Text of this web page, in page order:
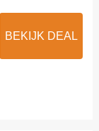
BEKIJK DEAL